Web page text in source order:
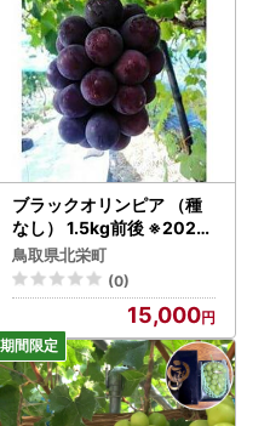
ブラックオリンピア （種
なし） 1.5kg前後 ※2026
年8月中旬頃より順次発送
予定 | ぶどう フルーツ
鳥取県北栄町
(0)
15,000